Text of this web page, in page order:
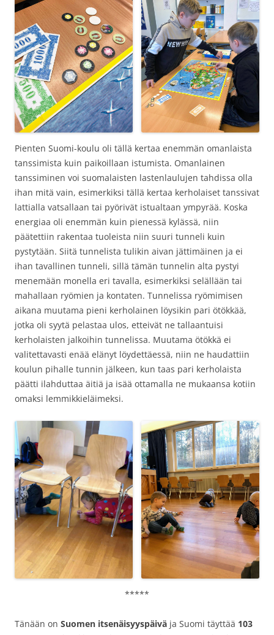
Pienten Suomi-koulu oli tällä kertaa enemmän omanlaista
tanssimista kuin paikoillaan istumista. Omanlainen
tanssiminen voi suomalaisten lastenlaulujen tahdissa olla
ihan mitä vain, esimerkiksi tällä kertaa kerholaiset tanssivat
lattialla vatsallaan tai pyörivät istualtaan ympyrää. Koska
energiaa oli enemmän kuin pienessä kylässä, niin
päätettiin rakentaa tuoleista niin suuri tunneli kuin
pystytään. Siitä tunnelista tulikin aivan jättimäinen ja ei
ihan tavallinen tunneli, sillä tämän tunnelin alta pystyi
menemään monella eri tavalla, esimerkiksi selällään tai
mahallaan ryömien ja kontaten. Tunnelissa ryömimisen
aikana muutama pieni kerholainen löysikin pari ötökkää,
jotka oli syytä pelastaa ulos, etteivät ne tallaantuisi
kerholaisten jalkoihin tunnelissa. Muutama ötökkä ei
valitettavasti enää elänyt löydettäessä, niin ne haudattiin
koulun pihalle tunnin jälkeen, kun taas pari kerholaista
päätti ilahduttaa äitiä ja isää ottamalla ne mukaansa kotiin
omaksi lemmikkieläimeksi.
*****
Tänään on Suomen itsenäisyyspäivä ja Suomi täyttää 103